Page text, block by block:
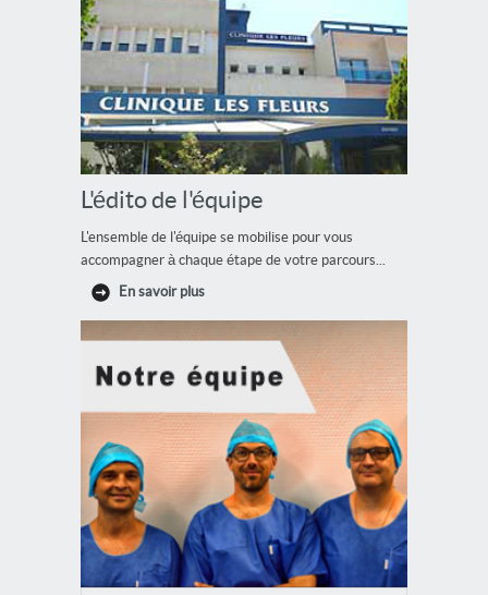
L'édito de l'équipe
L'ensemble de l'équipe se mobilise pour vous
accompagner à chaque étape de votre parcours...
En savoir plus